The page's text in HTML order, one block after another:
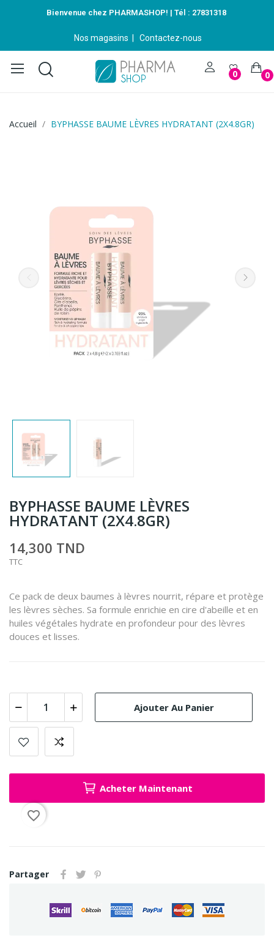
Bienvenue chez PHARMASHOP! | Tél : 27831318
Nos magasins Contactez-nous
0 0
Accueil BYPHASSE BAUME LÈVRES HYDRATANT (2X4.8GR)
BYPHASSE BAUME LÈVRES
HYDRATANT (2X4.8GR)
14,300 TND
TTC
Ce pack de deux baumes à lèvres nourrit, répare et protège
les lèvres sèches. Sa formule enrichie en cire d'abeille et en
huiles végétales hydrate en profondeur pour des lèvres
douces et lisses.
Ajouter Au Panier
Acheter Maintenant
favorite_border
Partager